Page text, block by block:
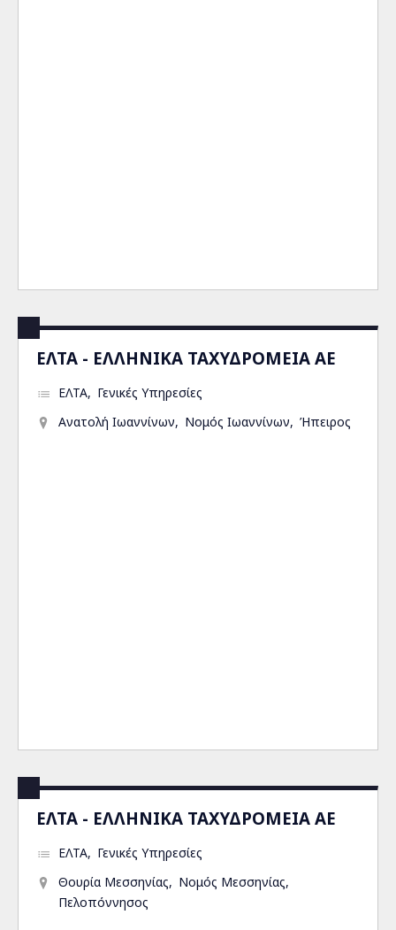
ΕΛΤΑ - ΕΛΛΗΝΙΚΑ ΤΑΧΥΔΡΟΜΕΙΑ ΑΕ
ΕΛΤΑ
Γενικές Υπηρεσίες
Ανατολή Ιωαννίνων
Νομός Ιωαννίνων Ήπειρος
ΕΛΤΑ - ΕΛΛΗΝΙΚΑ ΤΑΧΥΔΡΟΜΕΙΑ ΑΕ
ΕΛΤΑ
Γενικές Υπηρεσίες
Θουρία Μεσσηνίας
Νομός Μεσσηνίας
Πελοπόννησος